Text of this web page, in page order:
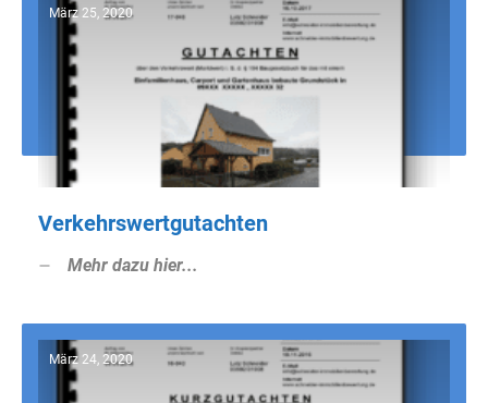
März 25, 2020
Verkehrswertgutachten
Mehr dazu hier...
März 24, 2020